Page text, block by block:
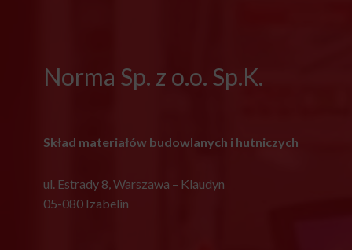
Norma Sp. z o.o. Sp.K.
Skład materiałów budowlanych i hutniczych
ul. Estrady 8, Warszawa – Klaudyn
05-080 Izabelin